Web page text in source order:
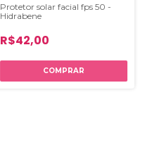
Protetor solar facial fps 50 -
Hidrabene
R$42,00